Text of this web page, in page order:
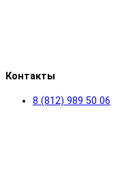
Контакты
8 (812) 989 50 06